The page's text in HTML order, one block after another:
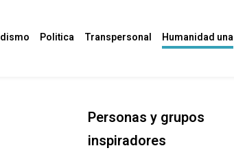
Politica Transpersonal Humanidad una
Personas y grupos
inspiradores